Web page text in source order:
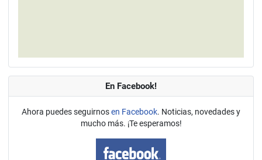
En Facebook!
Ahora puedes seguirnosen Facebook. Noticias, novedades y
mucho más. ¡Te esperamos!